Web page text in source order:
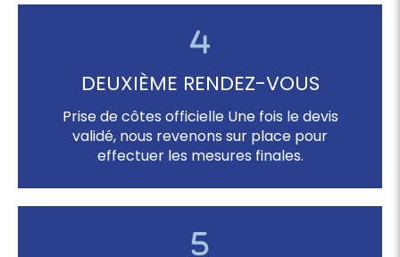
DEUXIÈME RENDEZ-VOUS
Prise de côtes officielle Une fois le devis
validé, nous revenons sur place pour
effectuer les mesures finales.